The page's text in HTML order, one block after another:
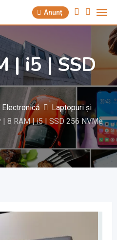
Anunț
| i5 | SSD
Electronică
Laptopuri și
| 8 RAM | i5 | SSD 256 NVMe